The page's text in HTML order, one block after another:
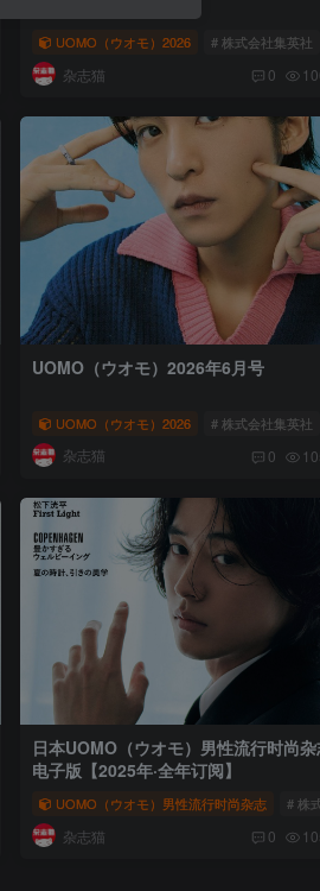
尚杂志 # UOMO（ウオモ）
UOMO（ウオモ）2026 # 株式会社集英社
杂志猫 0
尚杂志 # UOMO（ウオモ）
UOMO（ウオモ）2026年6月号
UOMO（ウオモ）2026 # 株式会社集英社
杂志猫 0
尚杂志 # UOMO（ウオモ）
日本UOMO（ウオモ）男性流行时尚
电子版【2025年·全年订阅】
UOMO（ウオモ）男性流行时尚杂志 # 株
杂志猫 0